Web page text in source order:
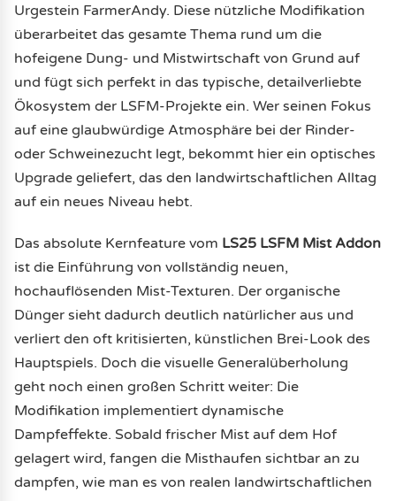
Urgestein FarmerAndy. Diese nützliche Modifikation
überarbeitet das gesamte Thema rund um die
hofeigene Dung- und Mistwirtschaft von Grund auf
und fügt sich perfekt in das typische, detailverliebte
Ökosystem der LSFM-Projekte ein. Wer seinen Fokus
auf eine glaubwürdige Atmosphäre bei der Rinder-
oder Schweinezucht legt, bekommt hier ein optisches
Upgrade geliefert, das den landwirtschaftlichen Alltag
auf ein neues Niveau hebt.
Das absolute Kernfeature vom LS25 LSFM Mist Addon
ist die Einführung von vollständig neuen,
hochauflösenden Mist-Texturen. Der organische
Dünger sieht dadurch deutlich natürlicher aus und
verliert den oft kritisierten, künstlichen Brei-Look des
Hauptspiels. Doch die visuelle Generalüberholung
geht noch einen großen Schritt weiter: Die
Modifikation implementiert dynamische
Dampfeffekte. Sobald frischer Mist auf dem Hof
gelagert wird, fangen die Misthaufen sichtbar an zu
dampfen, wie man es von realen landwirtschaftlichen